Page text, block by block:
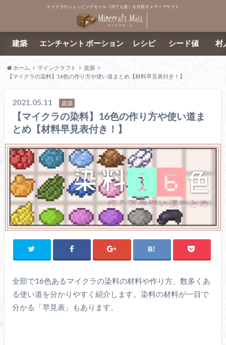
マイクラのショッピングモール（何でも屋）を目指すメディアサイト
建築 エンチャント ポーション レシピ シード値 村
ホーム マインクラフト
資源
【マイクラの染料】16色の作り方や使い道まとめ【材料早見表付き！】
2021.05.11 資源
【マイクラの染料】16色の作り方や使い道ま
とめ【材料早見表付き！】
全部で16色あるマイクラの染料の材料や作り方、数多くあ
る使い道を分かりやすく紹介します。染料の材料が一目で
分かる「早見表」もあります。